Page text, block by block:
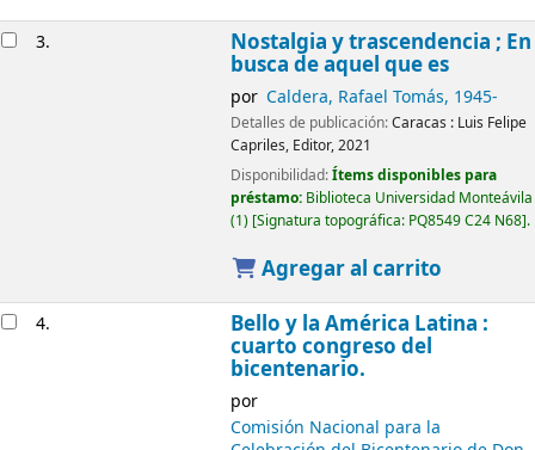
3. Nostalgia y trascendencia ; En
busca de aquel que es
por Caldera, Rafael Tomás, 1945-
Detalles de publicación:Caracas : Luis Felipe
Capriles, Editor,2021
Disponibilidad:Ítems disponibles para
préstamo: Biblioteca Universidad Monteávila
(1) Signatura topográfica: PQ8549 C24 N68 .
Agregar al carrito
4. Bello y la América Latina :
cuarto congreso del
bicentenario.
por
Comisión Nacional para la